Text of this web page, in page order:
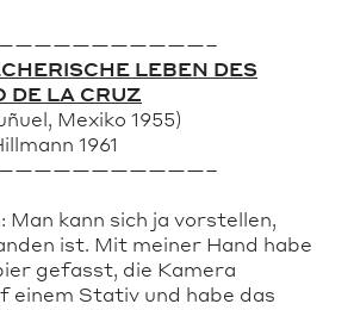
LEBEN DES
DE LA CRUZ
Mexiko 1955)
1961
Man kann sich ja vorstellen,
ist. Mit meiner Hand habe
gefasst, die Kamera
einem Stativ und habe das